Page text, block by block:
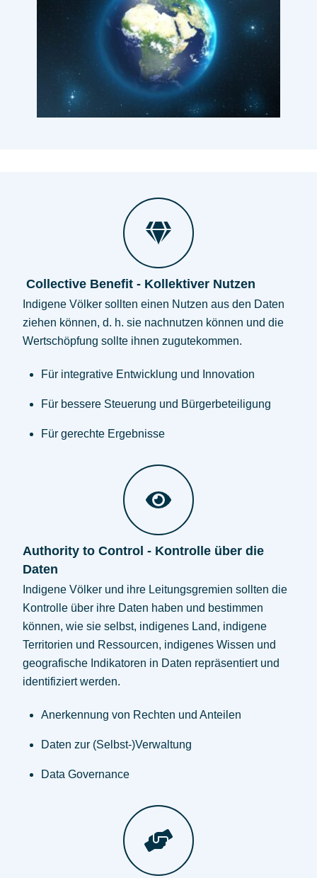
Collective Benefit - Kollektiver Nutzen
Indigene Völker sollten einen Nutzen aus den Daten
ziehen können, d. h. sie nachnutzen können und die
Wertschöpfung sollte ihnen zugutekommen.
Für integrative Entwicklung und Innovation
Für bessere Steuerung und Bürgerbeteiligung
Für gerechte Ergebnisse
Authority to Control - Kontrolle über die
Daten
Indigene Völker und ihre Leitungsgremien sollten die
Kontrolle über ihre Daten haben und bestimmen
können, wie sie selbst, indigenes Land, indigene
Territorien und Ressourcen, indigenes Wissen und
geografische Indikatoren in Daten repräsentiert und
identifiziert werden.
Anerkennung von Rechten und Anteilen
Daten zur (Selbst-)Verwaltung
Data Governance